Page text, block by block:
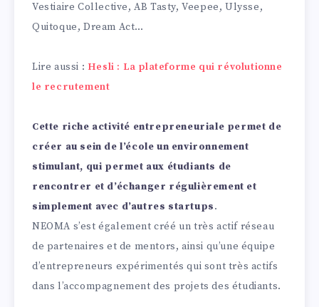
Vestiaire Collective, AB Tasty, Veepee, Ulysse,
Quitoque, Dream Act…
Lire aussi : Hesli : La plateforme qui révolutionne
le recrutement
Cette riche activité entrepreneuriale permet de
créer au sein de l’école un environnement
stimulant, qui permet aux étudiants de
rencontrer et d’échanger régulièrement et
simplement avec d’autres startups.
NEOMA s’est également créé un très actif réseau
de partenaires et de mentors, ainsi qu’une équipe
d’entrepreneurs expérimentés qui sont très actifs
dans l’accompagnement des projets des étudiants.